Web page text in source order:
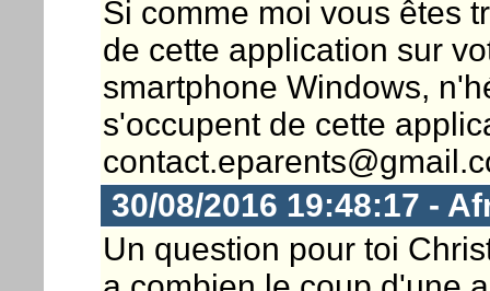
Si comme moi vous êtes
de cette application sur
smartphone Windows,
s'occupent de cette
30/08/2016 19:48:17 -
Un question pour toi